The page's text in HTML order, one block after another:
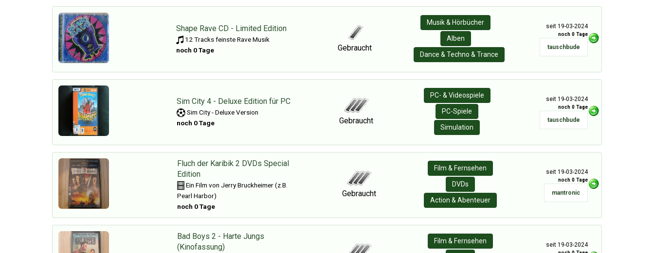
Shape Rave CD - Limited Edition
12 Tracks feinste Rave Musik
noch 0 Tage
Gebraucht
Musik & Hörbücher
Alben
Dance & Techno & Trance
seit 19-03-2024
noch 0 Tage
tauschbude
Sim City 4 - Deluxe Edition für PC
Sim City - Deluxe Version
noch 0 Tage
Gebraucht
PC- & Videospiele
PC-Spiele
Simulation
seit 19-03-2024
noch 0 Tage
tauschbude
Fluch der Karibik 2 DVDs Special
Edition
Ein Film von Jerry Bruckheimer (z.B.
Pearl Harbor)
noch 0 Tage
Gebraucht
Film & Fernsehen
DVDs
Action & Abenteuer
seit 19-03-2024
noch 0 Tage
mantronic
Bad Boys 2 - Harte Jungs
(Kinofassung)
Film & Fernsehen seit 19-03-2024